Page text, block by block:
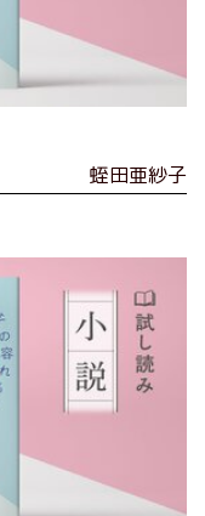
蛭田亜紗子